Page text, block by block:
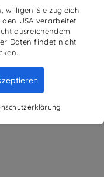
willigen Sie zugleich
USA verarbeitet
ausreichendem
Daten findet nicht